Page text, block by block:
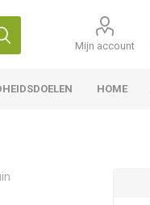
Mijn account
HOME